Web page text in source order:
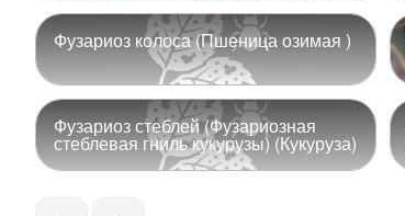
Фузариоз колоса (Пшеница озимая )
Фузариоз стеблей (Фузариозная
стеблевая гниль кукурузы) (Кукуруза)